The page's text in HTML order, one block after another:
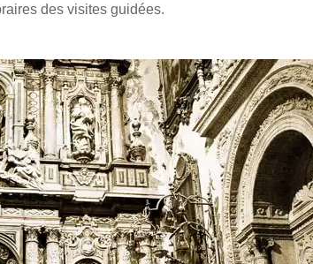
des visites guidées.